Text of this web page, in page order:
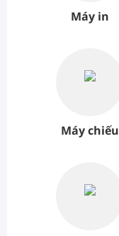
Máy in
Máy chiếu